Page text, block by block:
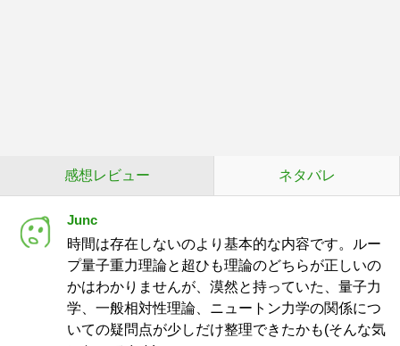
感想レビュー ネタバレ
Junc
時間は存在しないのより基本的な内容です。ルー
プ量子重力理論と超ひも理論のどちらが正しいの
かはわかりませんが、漠然と持っていた、量子力
学、一般相対性理論、ニュートン力学の関係につ
いての疑問点が少しだけ整理できたかも(そんな気